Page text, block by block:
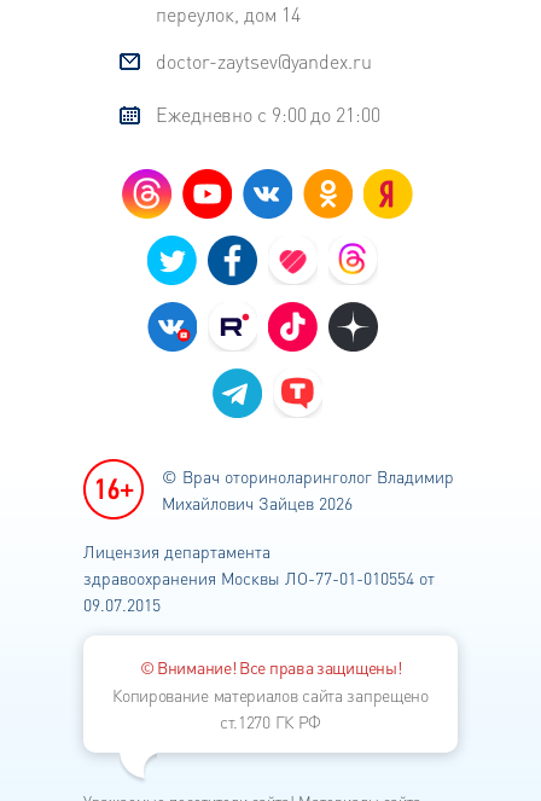
переулок, дом 14
doctor-zaytsev@yandex.ru
Ежедневно с 9:00 до 21:00
© Врач оториноларинголог Владимир
Михайлович Зайцев 2026
Лицензия департамента
здравоохранения Москвы ЛО-77-01-010554 от
09.07.2015
© Внимание! Все права защищены!
Копирование материалов сайта запрещено
ст.1270 ГК РФ